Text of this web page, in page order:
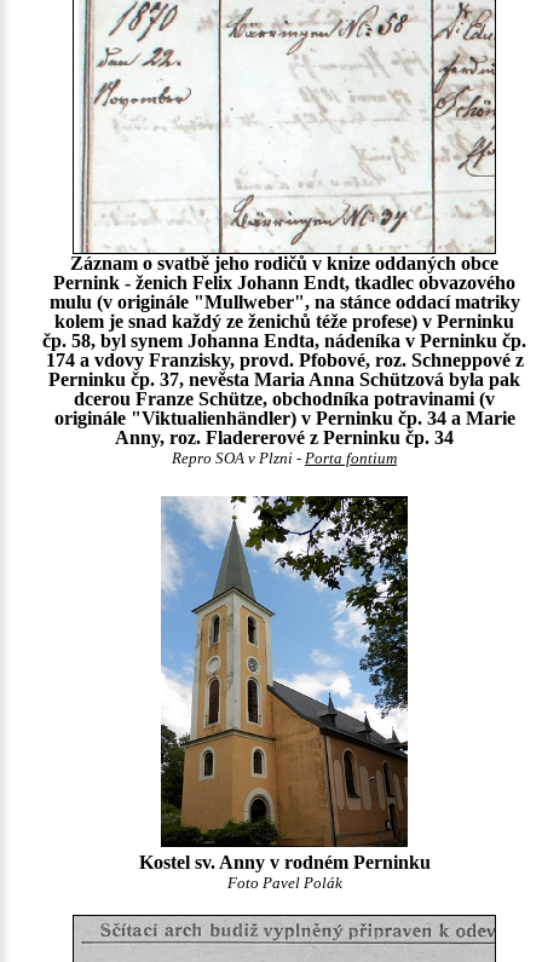
Záznam o svatbě jeho rodičů v knize oddaných obce
Pernink - ženich Felix Johann Endt, tkadlec obvazového
mulu (v originále "Mullweber", na stánce oddací matriky
kolem je snad každý ze ženichů téže profese) v Perninku
čp. 58, byl synem Johanna Endta, nádeníka v Perninku čp.
174 a vdovy Franzisky, provd. Pfobové, roz. Schneppové z
Perninku čp. 37, nevěsta Maria Anna Schützová byla pak
dcerou Franze Schütze, obchodníka potravinami (v
originále "Viktualienhändler) v Perninku čp. 34 a Marie
Anny, roz. Fladererové z Perninku čp. 34
Repro SOA v Plzni - Porta fontium
Kostel sv. Anny v rodném Perninku
Foto Pavel Polák